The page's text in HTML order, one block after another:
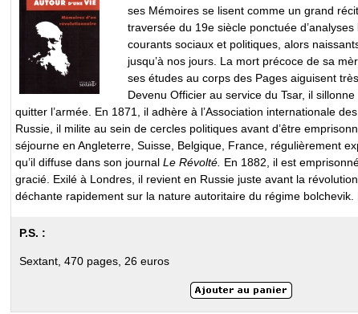
ses Mémoires se lisent comme un grand
traversée du 19e siècle ponctuée
courants sociaux et politiques, alors
jusqu’à nos jours. La mort précoce de sa
ses études au corps des Pages aiguisent
Devenu Officier au service du Tsar, il
quitter l’armée. En 1871, il adhère à l’Association internationale
Russie, il milite au sein de cercles politiques avant d’être
séjourne en Angleterre, Suisse, Belgique, France, régulièrement
qu’il diffuse dans son journal Le Révolté. En 1882, il est
gracié. Exilé à Londres, il revient en Russie juste avant la
déchante rapidement sur la nature autoritaire du régime bolchevik.
P.S. :
Sextant, 470 pages, 26 euros